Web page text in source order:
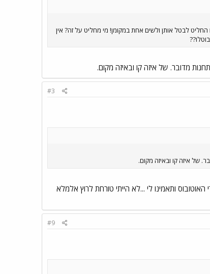
מפספס 2 תחנות בדרך הביתה, כי מסתבר שמישהו החליט לבטל אותן ולשים אחת במקומן! מי מחליט על זה? אין
מדובר. של איזה קו ובאיזה מקום.
#3
של איזה קו ובאיזה מקום.
נשימה אחרי האוטובוס ותאמינו לי ...לא הייתי טורחת לרוץ אלמלא
#9